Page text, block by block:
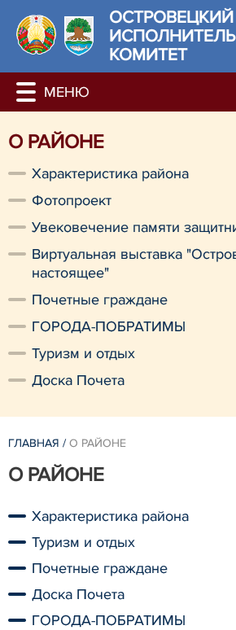
КОМИТЕТ
О РАЙОНЕ
Характеристика района
Фотопроект
Увековечение памяти
Виртуальная выставка
настоящее"
Почетные граждане
ГОРОДА-ПОБРАТИМЫ
Туризм и отдых
Доска Почета
ГЛАВНАЯ / О РАЙОНЕ
О РАЙОНЕ
Характеристика района
Туризм и отдых
Почетные граждане
Доска Почета
ГОРОДА-ПОБРАТИМЫ